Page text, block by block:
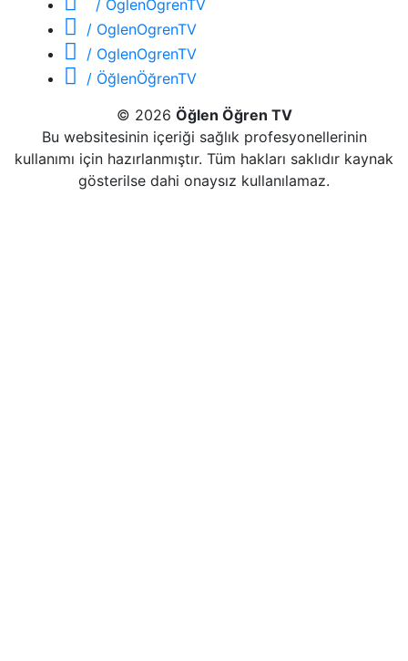
/ OglenOgrenTV
/ OglenOgrenTV
/ OglenOgrenTV
/ ÖğlenÖğrenTV
© 2026 Öğlen Öğren TV
Bu websitesinin içeriği sağlık profesyonellerinin
kullanımı için hazırlanmıştır. Tüm hakları saklıdır kaynak
gösterilse dahi onaysız kullanılamaz.